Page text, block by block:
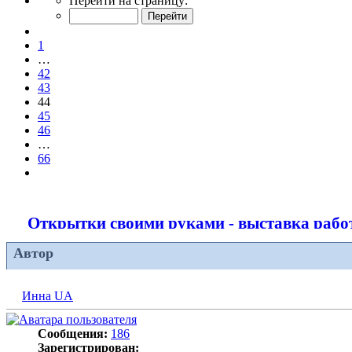
66
1
…
42
43
44
45
46
…
66
Открытки своими руками - выставка
Автор
Инна UA
Сообщения: 186
Зарегистрирован: